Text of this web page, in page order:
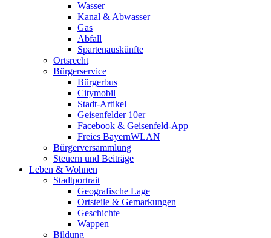
Wasser
Kanal & Abwasser
Gas
Abfall
Spartenauskünfte
Ortsrecht
Bürgerservice
Bürgerbus
Citymobil
Stadt-Artikel
Geisenfelder 10er
Facebook & Geisenfeld-App
Freies BayernWLAN
Bürgerversammlung
Steuern und Beiträge
Leben & Wohnen
Stadtportrait
Geografische Lage
Ortsteile & Gemarkungen
Geschichte
Wappen
Bildung